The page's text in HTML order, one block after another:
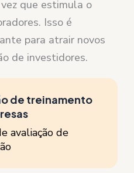
que estimula o
Isso é
para atrair novos
de investidores.
de treinamento
avaliação de